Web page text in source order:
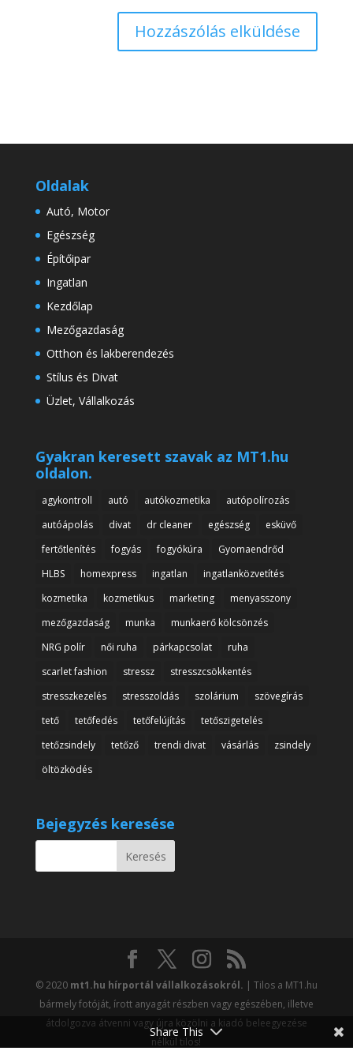
Oldalak
Autó, Motor
Egészség
Építőipar
Ingatlan
Kezdőlap
Mezőgazdaság
Otthon és lakberendezés
Stílus és Divat
Üzlet, Vállalkozás
Gyakran keresett szavak az MT1.hu
oldalon.
agykontroll autó autókozmetika
autópolírozás
autóápolás
divat dr cleaner egészség
esküvő
fertőtlenítés
fogyás fogyókúra
Gyomaendrőd
HLBS
homexpress ingatlan
ingatlanközvetítés
kozmetika
kozmetikus marketing
menyasszony
mezőgazdaság
munka
munkaerő kölcsönzés
NRG polír
női ruha párkapcsolat
ruha
scarlet fashion
stressz
stresszcsökkentés
stresszkezelés
stresszoldás szolárium
szövegírás
tető
tetőfedés tetőfelújítás
tetőszigetelés
tetőzsindely
tetőző trendi divat vásárlás
zsindely
öltözködés
Bejegyzés keresése
© 2020 mt1.hu hírportál vállalkozásokról. | Tilos a MT1.hu
bármely fotóját, írott anyagát részben vagy egészében, illetve
átdolgozva átvenni vagy újra közölni a kiadó beleegyezése
nélkül tilos!
Share This